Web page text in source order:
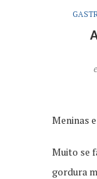
Meninas
Muito se
gordura